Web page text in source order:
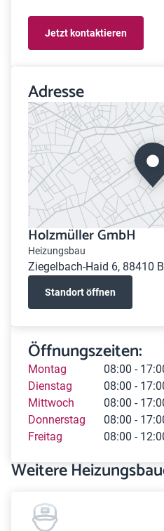
Jetzt kontaktieren
Adresse
Holzmüller GmbH
Heizungsbau
Ziegelbach-Haid 6, 88410
Standort öffnen
Öffnungszeiten:
Montag
08:00 -
Dienstag
08:00 -
Mittwoch
08:00 -
Donnerstag
08:00 -
Freitag
08:00 -
Weitere